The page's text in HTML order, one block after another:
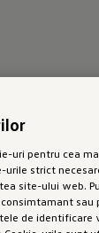
uri pentru cea
urile strict
site-ului web.
sau
de identificare